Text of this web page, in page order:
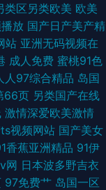
类区另类欧美 欧美
放 国产日产美产精
站 亚洲无码视频在
成人免费 蜜桃91色
人97综合精品 岛国
66页 另类国产在线
激情深爱欧美激情
视频网站 国产美女
香蕉亚洲精品 91伊
网 日本波多野吉衣
97免费艹 岛国一区